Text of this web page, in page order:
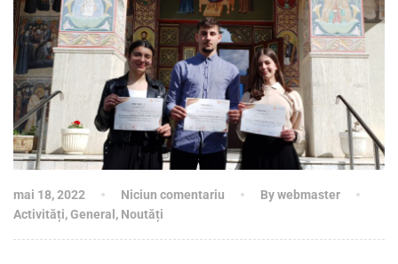
mai 18, 2022 Niciun comentariu
By webmaster
Activități,General, Noutăți